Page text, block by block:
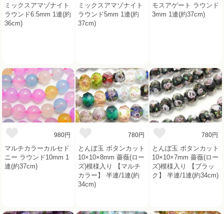
ミックスアマゾナイト
ラウンド6.5mm 1連(約
36cm)
ミックスアマゾナイト
ラウンド5mm 1連(約
37cm)
モスアゲート ラウンド
3mm 1連(約37cm)
980円
マルチカラーカルセド
ニー ラウンド10mm 1
連(約37cm)
780円
とんぼ玉 ボタンカット
10×10×8mm 薔薇(ロー
ズ)模様入り 【マルチ
カラー】 半連/1連(約
34cm)
780円
とんぼ玉 ボタンカット
10×10×7mm 薔薇(ロー
ズ)模様入り 【ブラッ
ク】 半連/1連(約34cm)